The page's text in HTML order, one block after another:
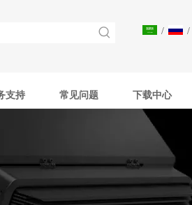
/ /
支持 常见问题 下载中心